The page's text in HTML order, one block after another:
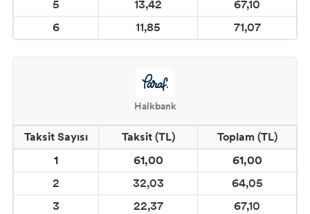
5 13,42
67,10
6
11,85 71,07
Halkbank
Taksit Sayısı Taksit (TL)
Toplam (TL)
1
61,00
61,00
2
32,03
64,05
3
22,37
67,10
CADENCE CAM & PORSELEN BOYALARI
CADENCE FOSFORLU BOYALAR
CADENCE EBRU ve İPEK BOYA
MALZEMELERİ
CADENCE SPREY BOYALAR